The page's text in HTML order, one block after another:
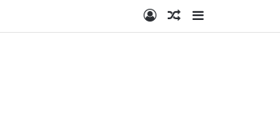
Kayıt OlRastgele Makale
Kenar